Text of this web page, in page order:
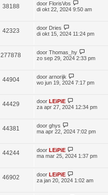
38188 door FlorisVos
di okt 22, 2024 9:50 am
42323 door Dries
di okt 15, 2024 11:24 pm
277878 door Thomas_hy
zo sep 29, 2024 2:33 pm
44904 door arnorijk
wo jun 19, 2024 7:17 pm
44429 door LEiPiE
za apr 27, 2024 12:34 pm
44381 door ghys
ma apr 22, 2024 7:02 pm
44244 door LEiPiE
ma mar 25, 2024 1:37 pm
46902 door LEiPiE
za jan 20, 2024 1:02 am